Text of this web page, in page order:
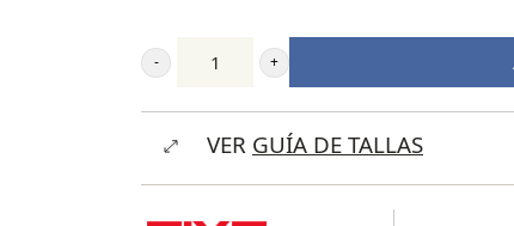
Fixe
Tornillo
Expansión
Zincado
VER GUÍA DE TALLAS